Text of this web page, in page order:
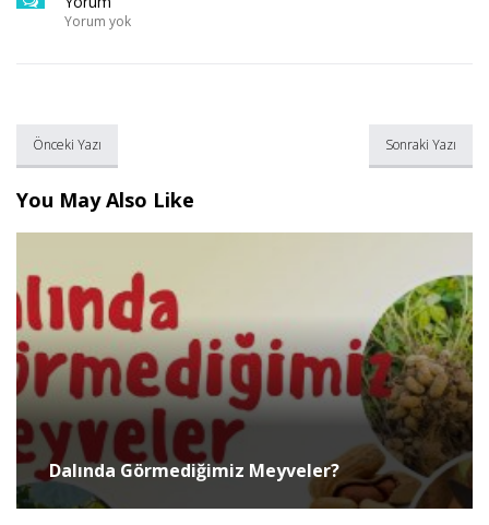
Yorum yok
Önceki Yazı Sonraki Yazı
You May Also Like
Dalında Görmediğimiz Meyveler?